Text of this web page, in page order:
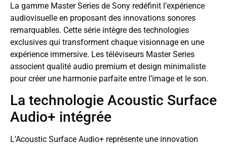
La gamme Master Series de Sony redéfinit l’expérience
audiovisuelle en proposant des innovations sonores
remarquables. Cette série intègre des technologies
exclusives qui transforment chaque visionnage en une
expérience immersive. Les téléviseurs Master Series
associent qualité audio premium et design minimaliste
pour créer une harmonie parfaite entre l’image et le son.
La technologie Acoustic Surface
Audio+ intégrée
L’Acoustic Surface Audio+ représente une innovation